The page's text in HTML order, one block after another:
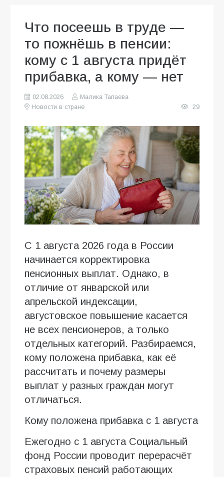
Что посеешь в труде —
то пожнёшь в пенсии:
кому с 1 августа придёт
прибавка, а кому — нет
02.08.2026
Малика Тапаева
Новости в стране
29
С 1 августа 2026 года в России
начинается корректировка
пенсионных выплат. Однако, в
отличие от январской или
апрельской индексации,
августовское повышение касается
не всех пенсионеров, а только
отдельных категорий. Разбираемся,
кому положена прибавка, как её
рассчитать и почему размеры
выплат у разных граждан могут
отличаться.
Кому положена прибавка с 1 августа
Ежегодно с 1 августа Социальный
фонд России проводит перерасчёт
страховых пенсий работающих